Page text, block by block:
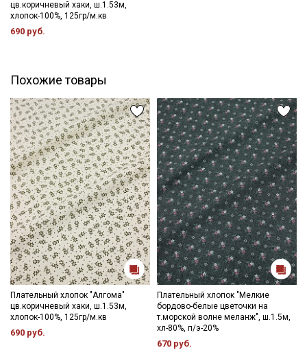
подвешенном состоянии.
Цветопередача может отличаться от оригинального цвета
ткани в зависимости от настроек вашего монитора и в
цв.коричневый хаки, ш.1.53м,
хлопок-100%, 125гр/м.кв
690 руб.
Похожие товары
Плательный хлопок "Алгома"
цв.коричневый хаки, ш.1.53м,
хлопок-100%, 125гр/м.кв
690 руб.
Плательный хлопок "Мелкие
бордово-белые цветочки на
т.морской волне меланж", ш.1.5м,
хл-80%, п/э-20%
670 руб.